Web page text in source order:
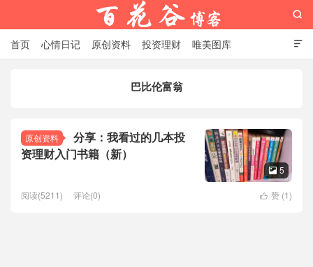

首页 心情日记 原创资料 投资理财 唯美图库

巴比伦富翁
原创资料
分享：我看过的几本投
资理财入门书籍（新）
 5
 赞 (1)
阅读(5211) 评论(0)